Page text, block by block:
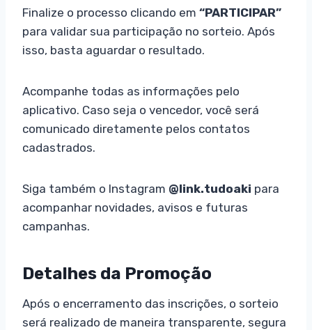
Finalize o processo clicando em “PARTICIPAR”
para validar sua participação no sorteio. Após
isso, basta aguardar o resultado.
Acompanhe todas as informações pelo
aplicativo. Caso seja o vencedor, você será
comunicado diretamente pelos contatos
cadastrados.
Siga também o Instagram @link.tudoaki para
acompanhar novidades, avisos e futuras
campanhas.
Detalhes da Promoção
Após o encerramento das inscrições, o sorteio
será realizado de maneira transparente, segura